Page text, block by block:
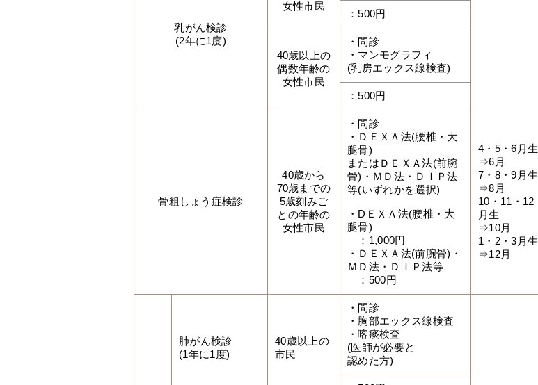
乳がん検診
(2年に1度)
女性市民
：500円
40歳以上の
偶数年齢の
女性市民
・問診
・マンモグラフィ
(乳房エックス線検査)
：500円
骨粗しょう症検診
40歳から
70歳までの
5歳刻みご
との年齢の
女性市民
・問診
・ＤＥＸＡ法(腰椎・大
腿骨)
またはＤＥＸＡ法(前腕
骨)・ＭＤ法・ＤＩＰ法
等(いずれかを選択)
・DＥＸＡ法(腰椎・大
腿骨)
：1,000円
・ＤＥＸＡ法(前腕骨)・
ＭＤ法・ＤＩＰ法等
：500円
4・5・6月生
⇒6月
7・8・9月生
⇒8月
10・11・12
月生
⇒10月
1・2・3月生
⇒12月
肺がん検診
(1年に1度)
40歳以上の
市民
・問診
・胸部エックス線検査
・喀痰検査
(医師が必要と
認めた方)